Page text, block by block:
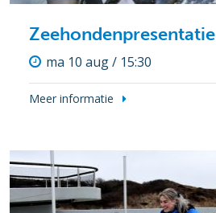
Zeehondenpresentatie
ma 10 aug / 15:30
Meer informatie